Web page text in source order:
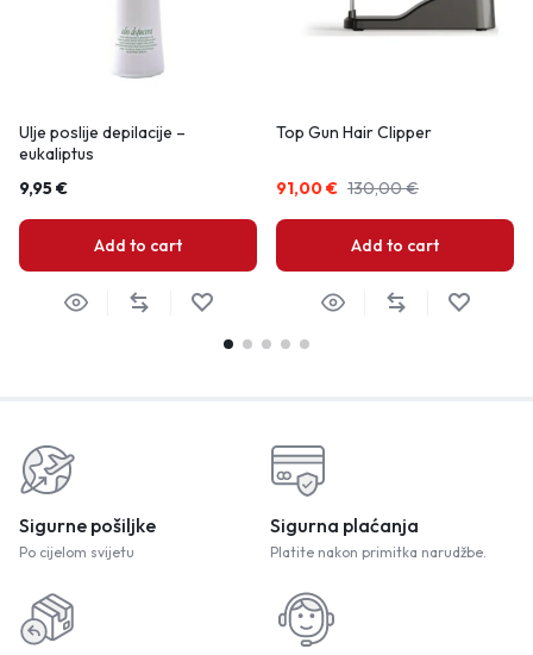
Ulje poslije depilacije –
eukaliptus
9,95€
Add to cart
Top Gun Hair Clipper
91,00€ 130,00€
Add to cart
Sigurne pošiljke
Po cijelom svijetu
Sigurna plaćanja
Platite nakon primitka narudžbe.